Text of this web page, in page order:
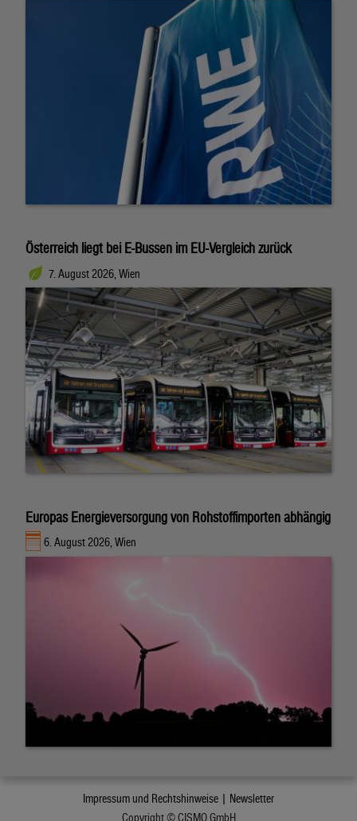
Österreich liegt bei E-Bussen im EU-Vergleich zurück
7. August 2026, Wien
Europas Energieversorgung von Rohstoffimporten abhängig
6. August 2026, Wien
Impressum und Rechtshinweise | Newsletter
Copyright © CISMO GmbH